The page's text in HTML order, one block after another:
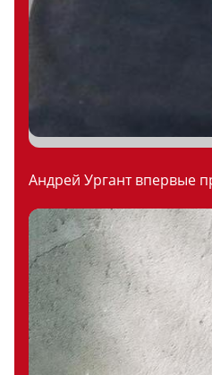
Андрей Ургант впервые